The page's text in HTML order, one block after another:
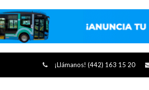
¡Llámanos! (442) 163 15 20